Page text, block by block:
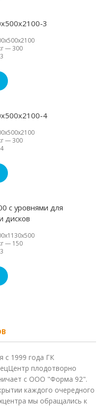
3
—300
3
4
—300
4
с уровнями для
дисков
— 150
3
с 1999 года ГК
плодотворно
с ООО "Форма 92".
каждого очередного
мы обращались к